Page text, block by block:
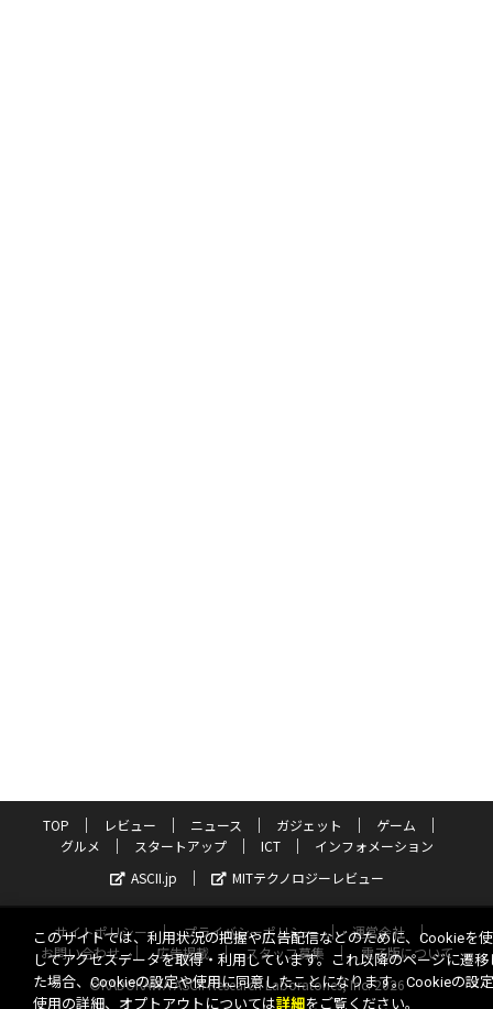
TOP レビュー ニュース ガジェット
ゲーム
グルメ
スタートアップ ICT
インフォメーション
ASCII.jp
MITテクノロジーレビュー
サイトポリシー プライバシーポリシー
運営会社
お問い合わせ
広告掲載 スタッフ募集
電子版について
©KADOKAWA ASCII Research Laboratories, Inc. 2026
このサイトでは、利用状況の把握や広告配信などのために、Cookieを
してアクセスデータを取得・利用しています。これ以降のページに遷移
た場合、Cookieの設定や使用に同意したことになります。Cookieの設
使用の詳細、オプトアウトについては詳細 をご覧ください。